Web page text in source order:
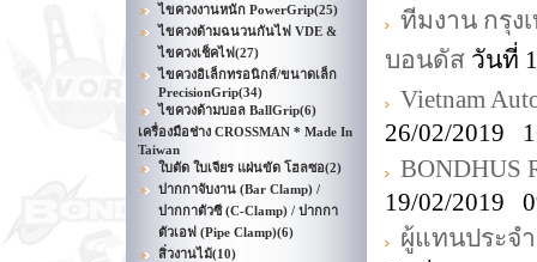
ไขควงงานหนัก PowerGrip(25)
ไขควงด้ามฉนวนกันไฟ VDE &
ไขควงเช็คไฟ(27)
ไขควงอิเล็กทรอนิกส์/ขนาดเล็ก
PrecisionGrip(34)
ไขควงด้ามบอล BallGrip(6)
เครื่องมือช่าง CROSSMAN * Made In
Taiwan
ใบตัด ใบเจียร แผ่นขัด โฮลซอ(2)
ปากกาจับงาน (Bar Clamp) /
ปากกาตัวซี (C-Clamp) / ปากกา
ตัวเอฟ (Pipe Clamp)(6)
สิ่วงานไม้(10)
ทีมงาน กรุง
บอนดัส วันที่
Vietnam
26/02/2019
BONDHUS
19/02/2019
ผู้แทนประจำ